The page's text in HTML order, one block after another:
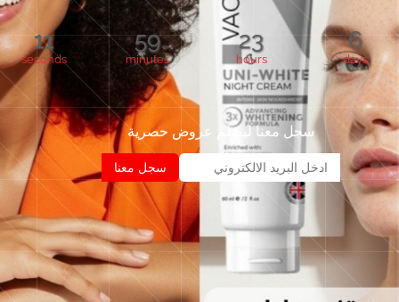
6
days
23
hours
59
minutes
11
seconds
سجل معنا ليصلم عروض حصرية